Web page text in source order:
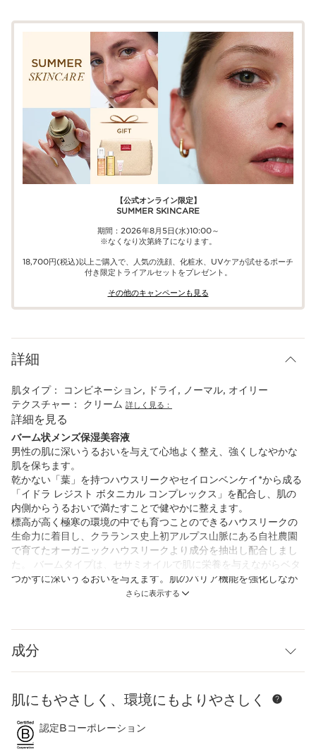
【公式オンライン限定】​​
SUMMER SKINCARE
期間：2026年8月5日(水)10:00～
※なくなり次第終了になります。
18,700円(税込)以上ご購入で、​人気の洗顔、化粧水、UVケアが試せる​ポーチ
付き限定トライアルセットをプレゼント。​
その他のキャンペーンも見る​
詳細
さらに表示する
肌タイプ：
コンビネーション, ドライ, ノーマル, オイリー
テクスチャー： クリーム 詳しく見る：
詳細を見る
バーム状メンズ保湿美容液
男性の肌に深いうるおいを与えて心地よく整え、強くしなやかな
肌を保ちます。
乾かない「葉」を持つハウスリークやセイロンベンケイ*から成る
「イドラ レジスト ボタニカル コンプレックス」を配合し、肌の
内側からうるおいで満たすことで健やかに整えます。
標高が高く極寒の環境の中でも育つことのできるハウスリークの
生命力に着目し、クラランス史上初アルプス山脈にある自社農園
で育てたオーガニックハウスリークより成分を抽出し配合しまし
た。 バームタイプは、セサミオイルで肌に栄養を与えながらベタ
つかずに深いうるおいを与えます。肌のバリア機能を強化しなが
ら、使うほどに柔らかく健康的なハリ感を備えた心地よい肌に。
成分
コンテンツへ移動
肌にもやさしく、環境にもよりやさしく
認定Bコーポレーション